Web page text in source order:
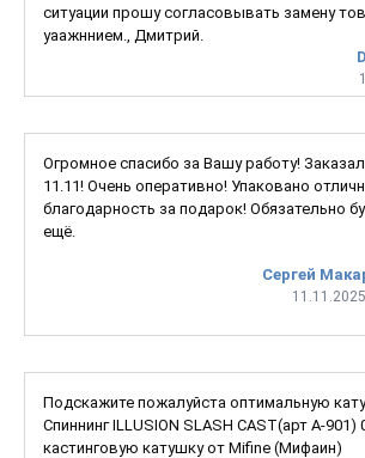
ситуации прошу согласовывать замену
уаажннием., Дмитрий.
Сергей
Огромное спасибо за Вашу работу!
11.11! Очень оперативно! Упаковано
благодарность за подарок! Обязательно
ещё.
Подскажите пожалуйста оптимальную
Спиннинг ILLUSION SLASH CAST(арт A-901)
кастинговую катушку от Mifine (Мифаин)